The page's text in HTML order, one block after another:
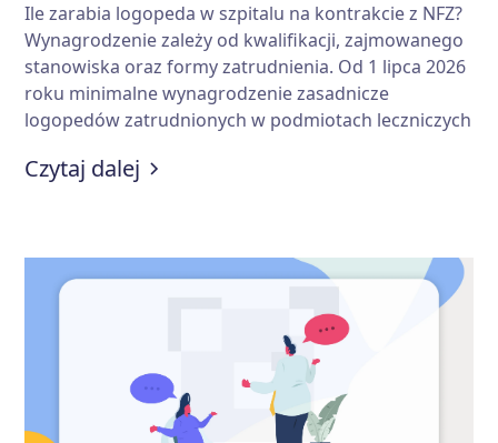
Ile zarabia logopeda w szpitalu na kontrakcie z NFZ?
Wynagrodzenie zależy od kwalifikacji, zajmowanego
stanowiska oraz formy zatrudnienia. Od 1 lipca 2026
roku minimalne wynagrodzenie zasadnicze
logopedów zatrudnionych w podmiotach leczniczych
11,5 tys. zł brutto miesięcznie. Sprawdź, od czego to
Czytaj dalej :Ile zarabia logopeda w szpitalu